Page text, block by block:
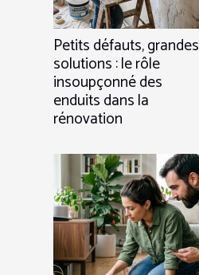
Petits défauts, grandes
solutions : le rôle
insoupçonné des
enduits dans la
rénovation